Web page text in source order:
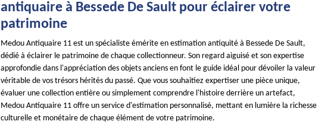
antiquaire à Bessede De Sault pour éclairer votre
patrimoine
Medou Antiquaire 11 est un spécialiste émérite en estimation antiquité à Bessede De Sault,
dédié à éclairer le patrimoine de chaque collectionneur. Son regard aiguisé et son expertise
approfondie dans l'appréciation des objets anciens en font le guide idéal pour dévoiler la valeur
véritable de vos trésors hérités du passé. Que vous souhaitiez expertiser une pièce unique,
évaluer une collection entière ou simplement comprendre l'histoire derrière un artefact,
Medou Antiquaire 11 offre un service d'estimation personnalisé, mettant en lumière la richesse
culturelle et monétaire de chaque élément de votre patrimoine.